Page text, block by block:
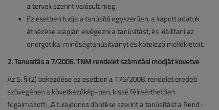
a tervek szerint valósult meg.
Ez esetben tudja a tanúsító egyszerűen, a kapott adatok
átnézése alapján elvégezni a tanúsítást, és kiállítani az
energetikai minőségtanúsítványt és kötelező mellékleteit.
2. Tanúsítás a 7/2006. TNM rendelet számítási módját követve
Az 5. § (2) bekezdése ez esetben a 176/2008. rendelet eredeti
szövegében a következőkép-pen, kissé félreérthetően
fogalmazott: „A tulajdonos döntése szerint a tanúsítást a Rend.-